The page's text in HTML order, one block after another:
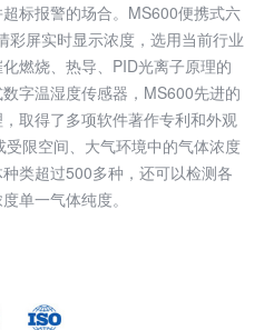
标报警的场合。MS600便携式六
彩屏实时显示浓度，选用当前行业
燃烧、热导、PID光离子原理的
字温湿度传感器，MS600先进的
取得了多项软件著作专利和外观
限空间、大气环境中的气体浓度
类超过500多种，还可以检测各
单一气体纯度。